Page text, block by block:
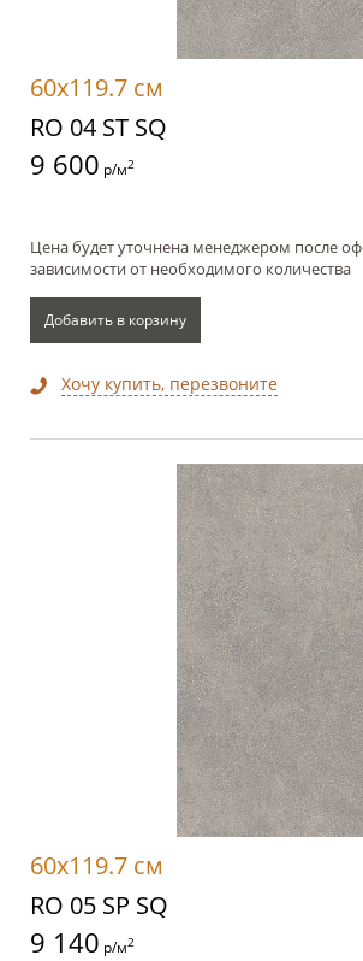
60x119.7 см
RO 04 ST SQ
9 600 р/м2
Цена будет уточнена менеджером после
зависимости от необходимого количества
Добавить в корзину
Хочу купить, перезвоните
60x119.7 см
RO 05 SP SQ
9 140 р/м2